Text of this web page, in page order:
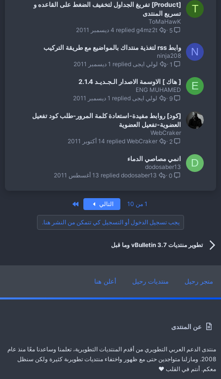
T
[Product] تفريغ الجداول لتخفيف الضغط على القاعده و
تسريع المنتدى
ToMaHawK
5
4 ديسمبر 2011 g4mz2t
N وابط rss لتغذية منتداك بالمواضيع مع طريقة التركيب
ninja208
1
1 ديسمبر 2011 لولي ايجى
E [ هاك ] الاوسمة الاصدار الـجـديـد 2.1.4
ENG MUHAMED
9
1 ديسمبر 2011 لولي ايجى
[كود] روابط مفيدة-استعادة كلمة المرور-طلب كود تفعيل
العضوية-تفعيل العضوية
WebCraker
2
14 أكتوبر 2011 WebCraker
D انمي مصاصي الدماء
dodosaber13
0
13 أغسطس 2011 dodosaber13
1 من 10 التالي
يجب تسجيل الدخول أو التسجيل كي تتمكن من النشر هنا.
تطوير منتديات vBulletin 3.7 وما قبل
عن المنتدى
منتدى الدعم العربي التطويري من أقدم المنتديات التطويرية، تعلمنا وساعدنا معًا منذ عام
2008. ومازلنا متواجدين حتى مع ظهور واختفاء منتديات تطويرىة كثيرة ولكن سنظل
معكم. أنتم في القلب ❤️
متجر رحيل منتديات رحيل أعلن هنا